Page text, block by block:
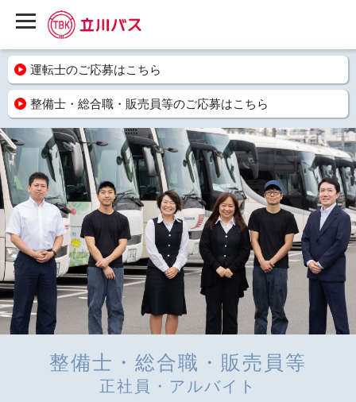
運転士のご応募はこちら
整備士・総合職・販売員等のご応募はこちら
整備士・総合職・販売員等
正社員・アルバイト